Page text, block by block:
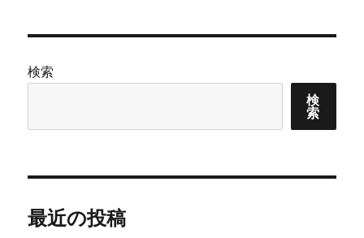
検索
検
索
最近の投稿